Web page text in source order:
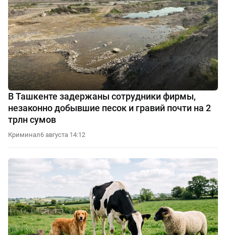
В Ташкенте задержаны сотрудники фирмы,
незаконно добывшие песок и гравий почти на 2
трлн сумов
Криминал6 августа 14:12